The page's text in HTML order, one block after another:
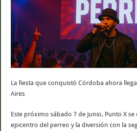
La fiesta que conquistó Córdoba ahora
Aires
Este próximo sábado 7 de junio, Punto X se
epicentro del perreo y la diversión con la